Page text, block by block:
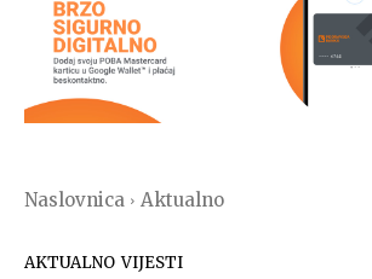
Naslovnica Aktualno
AKTUALNO VIJESTI